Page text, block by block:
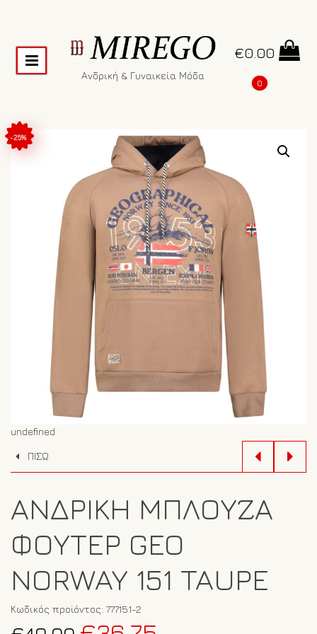
Ανδρική & Γυναικεία Μόδα
€0.00
0
-25%
undefined
ΠΙΣΩ
ΑΝΔΡΙΚΉ ΜΠΛΟΎΖΑ
ΦΟΎΤΕΡ GEO
NORWAY 151 TAUPE
Κωδικός προϊόντος: 777151-2
Original